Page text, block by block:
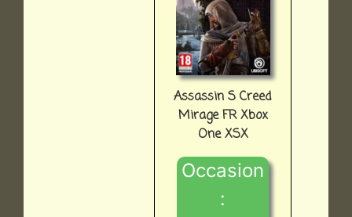
Assassin S Creed
Mirage FR Xbox
One XSX
Occasion
: